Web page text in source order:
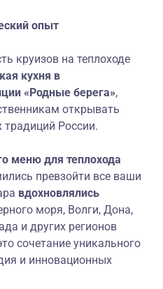
опыт
круизов на теплоходе
кухня в
«Родные берега»,
открывать
России.
меню для теплохода
превзойти все ваши
вдохновлялись
моря, Волги, Дона,
и других регионов
сочетание уникального
и инновационных